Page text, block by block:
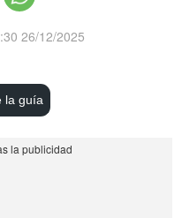
26/12/2025
la guía